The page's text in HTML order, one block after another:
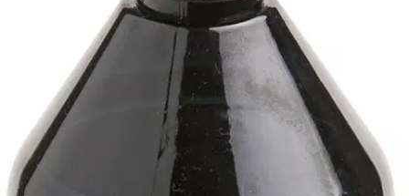
Valitse toimitustapa
Nouto myymälästä
Ei saatavilla
Ei saatavilla
Ilmainen toimitus yli 100 €:n tilauksille
Postin pakettiautomaattiin tai
palvelupisteeseen!